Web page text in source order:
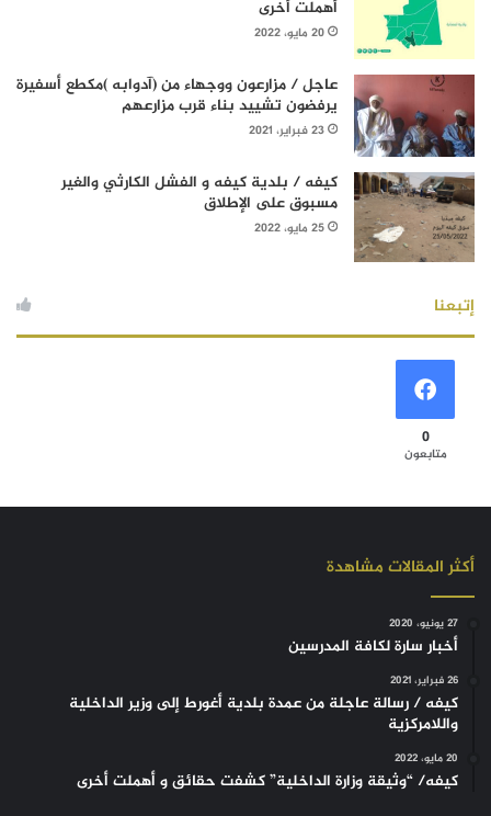
أهملت أخرى
20 مايو، 2022
عاجل / مزارعون ووجهاء من (آدوابه )مكطع أسفيرة
يرفضون تشييد بناء قرب مزارعهم
23 فبراير، 2021
كيفه / بلدية كيفه و الفشل الكارثي والغير
مسبوق على الإطلاق
25 مايو، 2022
إتبعنا
0
متابعون
أكثر المقالات مشاهدة
27 يونيو، 2020
أخبار سارة لكافة المدرسين
26 فبراير، 2021
كيفه / رسالة عاجلة من عمدة بلدية أغورط إلى وزير الداخلية
واللامركزية
20 مايو، 2022
كيفه/ “وثيقة وزارة الداخلية” كشفت حقائق و أهملت أخرى